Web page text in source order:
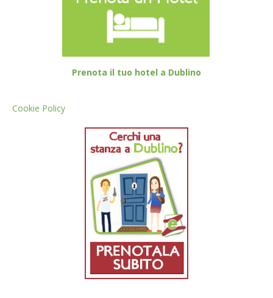
Prenota il tuo hotel a Dublino
Cookie Policy